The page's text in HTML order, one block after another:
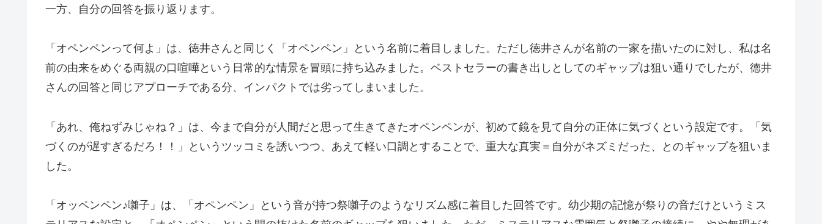
一方、自分の回答を振り返ります。
「オペンペンって何よ」は、徳井さんと同じく「オペンペン」という名前に着目しました。ただし徳井さんが名前の一家を描いたのに対し、私は名
前の由来をめぐる両親の口喧嘩という日常的な情景を冒頭に持ち込みました。ベストセラーの書き出しとしてのギャップは狙い通りでしたが、徳井
さんの回答と同じアプローチである分、インパクトでは劣ってしまいました。
「あれ、俺ねずみじゃね？」は、今まで自分が人間だと思って生きてきたオペンペンが、初めて鏡を見て自分の正体に気づくという設定です。「気
づくのが遅すぎるだろ！！」というツッコミを誘いつつ、あえて軽い口調とすることで、重大な真実＝自分がネズミだった、とのギャップを狙いま
した。
「オッペンペン♪囃子」は、「オペンペン」という音が持つ祭囃子のようなリズム感に着目した回答です。幼少期の記憶が祭りの音だけというミス